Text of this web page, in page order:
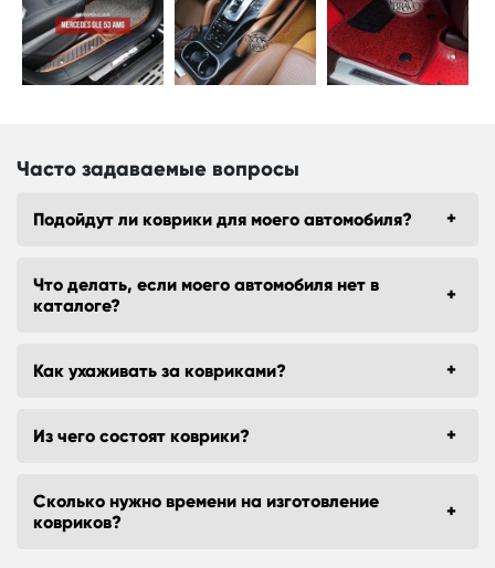
Часто задаваемые вопросы
Подойдут ли коврики для моего автомобиля?
Что делать, если моего автомобиля нет в
каталоге?
Как ухаживать за ковриками?
Из чего состоят коврики?
Сколько нужно времени на изготовление
ковриков?